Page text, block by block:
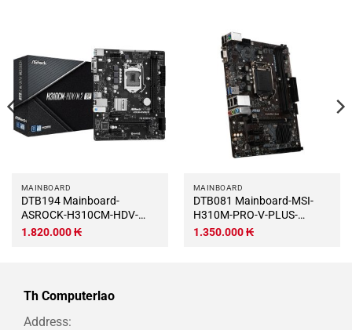
MAINBOARD
DTB194 Mainboard-
ASROCK-H310CM-HDV-
M.2-SE
1.820.000₭
MAINBOARD
DTB081 Mainboard-MSI-
H310M-PRO-V-PLUS-
DTB081
1.350.000₭
Th Computerlao
Address: